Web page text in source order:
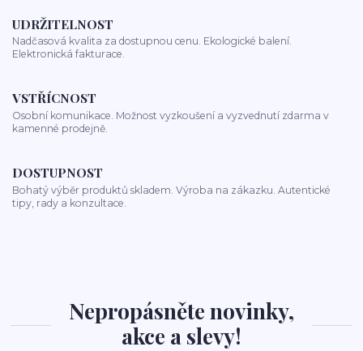
UDRŽITELNOST
Nadčasová kvalita za dostupnou cenu. Ekologické balení.
Elektronická fakturace.
VSTŘÍCNOST
Osobní komunikace. Možnost vyzkoušení a vyzvednutí zdarma v
kamenné prodejně.
DOSTUPNOST
Bohatý výběr produktů skladem. Výroba na zákazku. Autentické
tipy, rady a konzultace.
Nepropásněte novinky,
akce a slevy!